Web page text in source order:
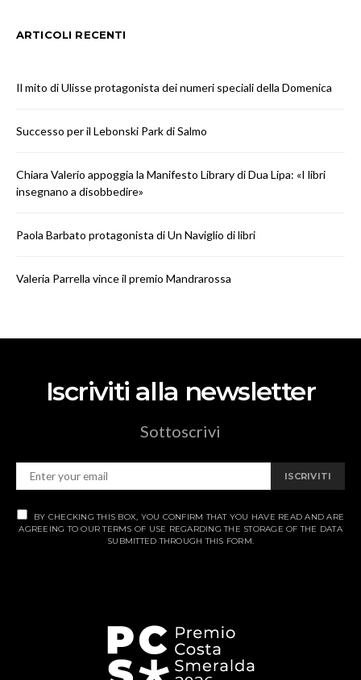
ARTICOLI RECENTI
Il mito di Ulisse protagonista dei numeri speciali della Domenica
Successo per il Lebonski Park di Salmo
Chiara Valerio appoggia la Manifesto Library di Dua Lipa: «I libri
insegnano a disobbedire»
Paola Barbato protagonista di Un Naviglio di libri
Valeria Parrella vince il premio Mandrarossa
Iscriviti alla newsletter
Sottoscrivi
ISCRIVITI
BY CHECKING THIS BOX, YOU CONFIRM THAT YOU HAVE READ AND ARE
AGREEING TO OUR TERMS OF USE REGARDING THE STORAGE OF THE DATA
SUBMITTED THROUGH THIS FORM.